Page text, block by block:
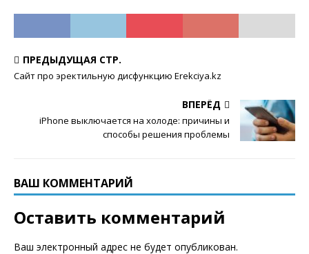
ПРЕДЫДУЩАЯ СТР.
Сайт про эректильную дисфункцию Erekciya.kz
ВПЕРЁД
iPhone выключается на холоде: причины и
способы решения проблемы
ВАШ КОММЕНТАРИЙ
Оставить комментарий
Ваш электронный адрес не будет опубликован.